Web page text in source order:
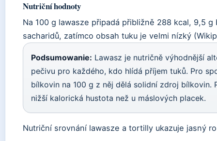
Nutriční hodnoty
Na 100 g lawasze připadá přibližně 288 kcal, 9,5 g
sacharidů, zatímco obsah tuku je velmi nízký
Podsumowanie: Lawasz je nutričně výhodnější
pečivu pro každého, kdo hlídá příjem tuků. Pro
bílkovin na 100 g z něj dělá solidní zdroj bílkovin.
nižší kalorická hustota než u máslových placek.
Nutriční srovnání lawasze a tortilly ukazuje jasný